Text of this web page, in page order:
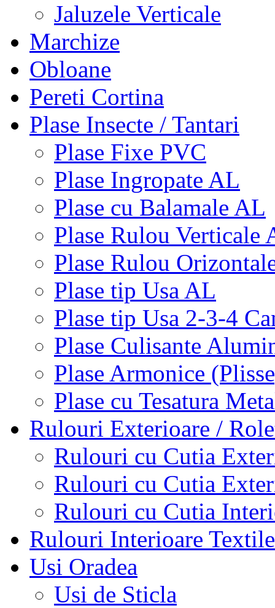
Jaluzele Verticale
Marchize
Obloane
Pereti Cortina
Plase Insecte / Tantari
Plase Fixe PVC
Plase Ingropate AL
Plase cu Balamale AL
Plase Rulou Verticale
Plase Rulou
Plase tip Usa AL
Plase tip Usa 2-3-4
Plase Culisante
Plase Armonice
Plase cu Tesatura
Rulouri Exterioare /
Rulouri cu Cutia
Rulouri cu Cutia
Rulouri cu Cutia
Rulouri Interioare Textile
Usi Oradea
Usi de Sticla